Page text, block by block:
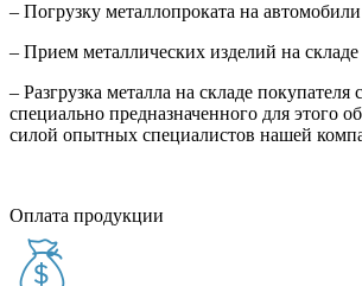
– Погрузку металлопроката на автомобили
– Прием металлических изделий на складе
– Разгрузка металла на складе
специально предназначенного для этого
силой опытных специалистов нашей
Оплата продукции